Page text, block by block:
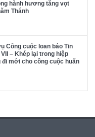
hành hương tăng vọt
Thánh
Công cuộc loan báo Tin
– Khép lại trong hiệp
mới cho công cuộc huấn